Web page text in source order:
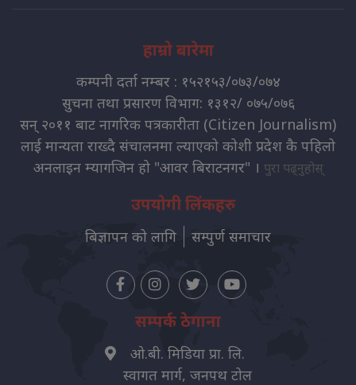
हाम्रो बारेमा
कम्पनी दर्ता नम्बर : १५२१५३/०७३/०७४
सुचना तथा प्रसारण विभाग: १३१२/ ०७५/०७६
सन् २०११ बाट नागरिक पत्रकारीता (Citizen Journalism)
लाई मान्यता राख्दै संचालनमा ल्याएको कोशी प्रदेश कै पहिलो
अनलाइन म्यागजिन हो "आवर बिराटनगर" । पुरा पढ्नुहोस्
उपयोगी लिंकहरु
बिज्ञापन को लागि सम्पुर्ण समाचार
सम्पर्क ठेगाना
ओ.बी. मिडिया प्रा. लि.
स्वागत मार्ग, जनपथ टोल